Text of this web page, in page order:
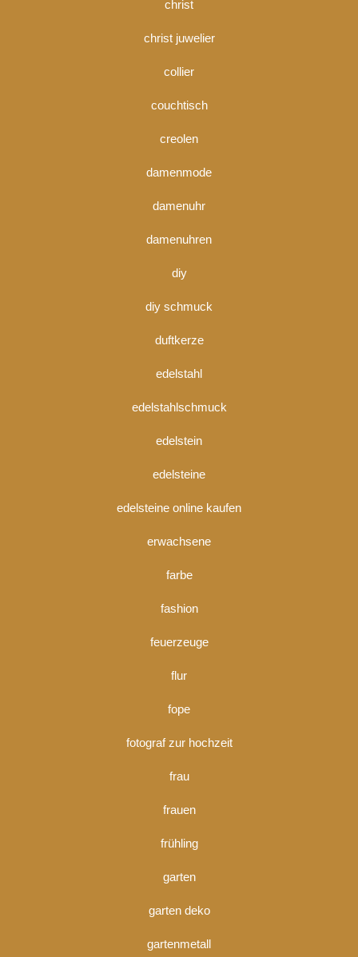
christ
christ juwelier
collier
couchtisch
creolen
damenmode
damenuhr
damenuhren
diy
diy schmuck
duftkerze
edelstahl
edelstahlschmuck
edelstein
edelsteine
edelsteine online kaufen
erwachsene
farbe
fashion
feuerzeuge
flur
fope
fotograf zur hochzeit
frau
frauen
frühling
garten
garten deko
gartenmetall